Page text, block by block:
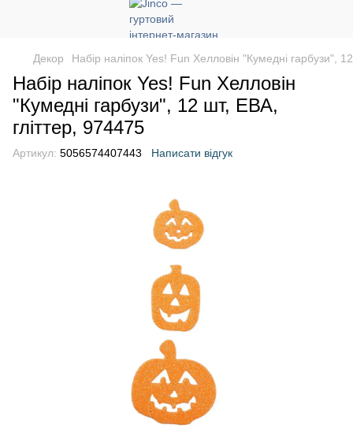
Декор Набір наліпок Yes! Fun Хелловін "Кумедні гарбузи",
Набір наліпок Yes! Fun Хелловін
"Кумедні гарбузи", 12 шт, ЕВА,
гліттер, 974475
Артикул: 5056574407443 Написати відгук